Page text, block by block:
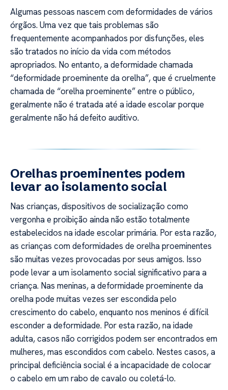
Algumas pessoas nascem com deformidades de vários
órgãos. Uma vez que tais problemas são
frequentemente acompanhados por disfunções, eles
são tratados no início da vida com métodos
apropriados. No entanto, a deformidade chamada
“deformidade proeminente da orelha”, que é cruelmente
chamada de “orelha proeminente” entre o público,
geralmente não é tratada até a idade escolar porque
geralmente não há defeito auditivo.
Orelhas proeminentes podem
levar ao isolamento social
Nas crianças, dispositivos de socialização como
vergonha e proibição ainda não estão totalmente
estabelecidos na idade escolar primária. Por esta razão,
as crianças com deformidades de orelha proeminentes
são muitas vezes provocadas por seus amigos. Isso
pode levar a um isolamento social significativo para a
criança. Nas meninas, a deformidade proeminente da
orelha pode muitas vezes ser escondida pelo
crescimento do cabelo, enquanto nos meninos é difícil
esconder a deformidade. Por esta razão, na idade
adulta, casos não corrigidos podem ser encontrados em
mulheres, mas escondidos com cabelo. Nestes casos, a
principal deficiência social é a incapacidade de colocar
o cabelo em um rabo de cavalo ou coletá-lo.